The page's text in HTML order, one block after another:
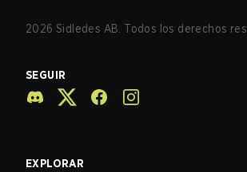
2026 Sidledes AB. Todos los derechos
SEGUIR
EXPLORAR